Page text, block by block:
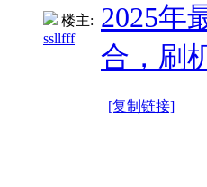
楼主:
ssllfff
2025年
合，刷
[复制链接]